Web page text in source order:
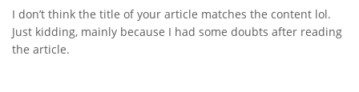
I don’t think the title of your article matches the content lol.
Just kidding, mainly because I had some doubts after reading
the article.